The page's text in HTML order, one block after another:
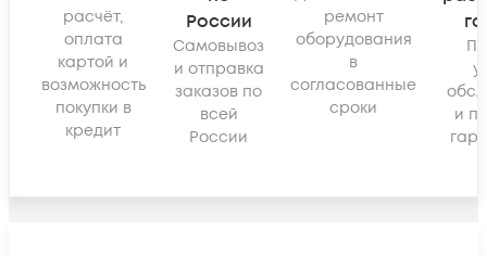
расчёт,
оплата
картой и
возможность
покупки в
кредит
России
Самовывоз
и отправка
заказов по
всей
России
ремонт
оборудования
в
согласованные
сроки
и